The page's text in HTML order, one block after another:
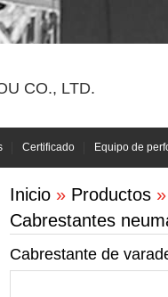
CO., LTD.
Certificado Equipo de
Inicio » Productos
Cabrestantes
Cabrestante de